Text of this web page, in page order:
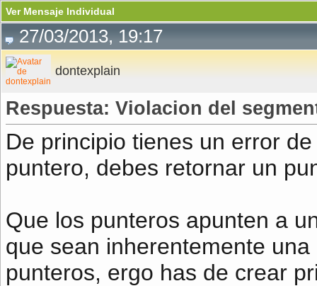
Ver Mensaje Individual
27/03/2013, 19:17
dontexplain
Respuesta: Violacion del
De principio tienes un error
puntero, debes retornar un
Que los punteros apunten a
que sean inherentemente
punteros, ergo has de crear